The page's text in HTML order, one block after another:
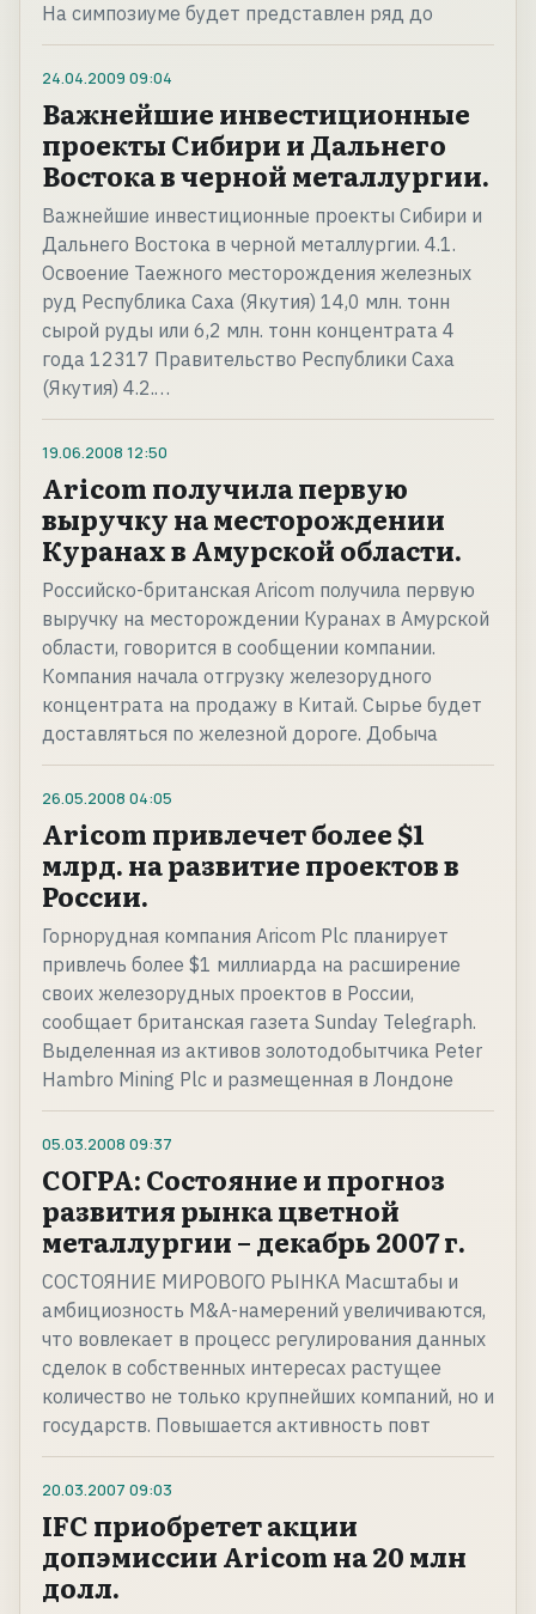
На симпозиуме будет представлен ряд до
24.04.2009 09:04
Важнейшие инвестиционные
проекты Сибири и Дальнего
Востока в черной металлургии.
Важнейшие инвестиционные проекты Сибири и
Дальнего Востока в черной металлургии. 4.1.
Освоение Таежного месторождения железных
руд Республика Саха (Якутия) 14,0 млн. тонн
сырой руды или 6,2 млн. тонн концентрата 4
года 12317 Правительство Республики Саха
(Якутия) 4.2.…
19.06.2008 12:50
Aricom получила первую
выручку на месторождении
Куранах в Амурской области.
Российско-британская Aricom получила первую
выручку на месторождении Куранах в Амурской
области, говорится в сообщении компании.
Компания начала отгрузку железорудного
концентрата на продажу в Китай. Сырье будет
доставляться по железной дороге. Добыча
26.05.2008 04:05
Aricom привлечет более $1
млрд. на развитие проектов в
России.
Горнорудная компания Aricom Plc планирует
привлечь более $1 миллиарда на расширение
своих железорудных проектов в России,
сообщает британская газета Sunday Telegraph.
Выделенная из активов золотодобытчика Peter
Hambro Mining Plc и размещенная в Лондоне
05.03.2008 09:37
СОГРА: Состояние и прогноз
развития рынка цветной
металлургии – декабрь 2007 г.
СОСТОЯНИЕ МИРОВОГО РЫНКА Масштабы и
амбициозность M&A-намерений увеличиваются,
что вовлекает в процесс регулирования данных
сделок в собственных интересах растущее
количество не только крупнейших компаний, но и
государств. Повышается активность повт
20.03.2007 09:03
IFC приобретет акции
допэмиссии Aricom на 20 млн
долл.